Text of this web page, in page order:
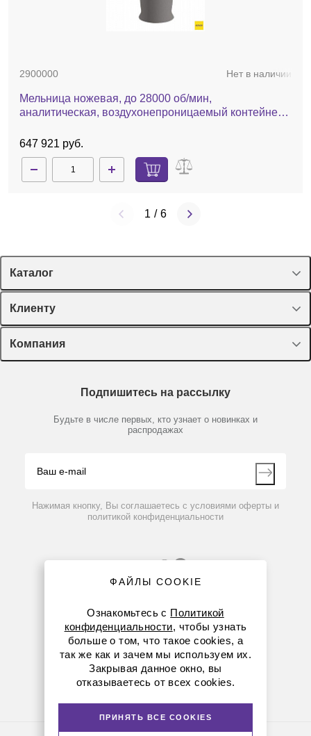
2900000 Нет в наличии
Мельница ножевая, до 28000 об/мин,
аналитическая, воздухонепроницаемый контейнер,
647 921 руб.
1 / 6
Каталог
Спецпредложения
Оборудование, приборы
Пластик, стекло, принадлежности
Химические реактивы, препараты, наборы
Производители
Клиенту
Лекторий Диаэм
Доставка и оплата
Мобильное приложение
Компания
Партнеры
Контакты
Подпишитесь на рассылку
Будьте в числе первых, кто узнает о новинках и
распродажах
Нажимая кнопку, Вы соглашаетесь с условиями оферты и
политикой конфиденциальности
8 (800) 234-05-08
+7 (923) 158-67-53
ФАЙЛЫ COOKIE
Ознакомьтесь с Политикой
конфиденциальности, чтобы узнать
больше о том, что такое cookies, а
так же как и зачем мы используем их.
Закрывая данное окно, вы
отказываетесь от всех cookies.
ПРИНЯТЬ ВСЕ COOKIES